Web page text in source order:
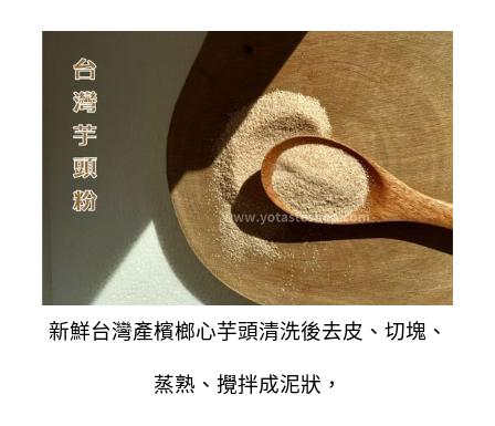
新鮮台灣產檳榔心芋頭清洗後去皮、切塊、
蒸熟、攪拌成泥狀，